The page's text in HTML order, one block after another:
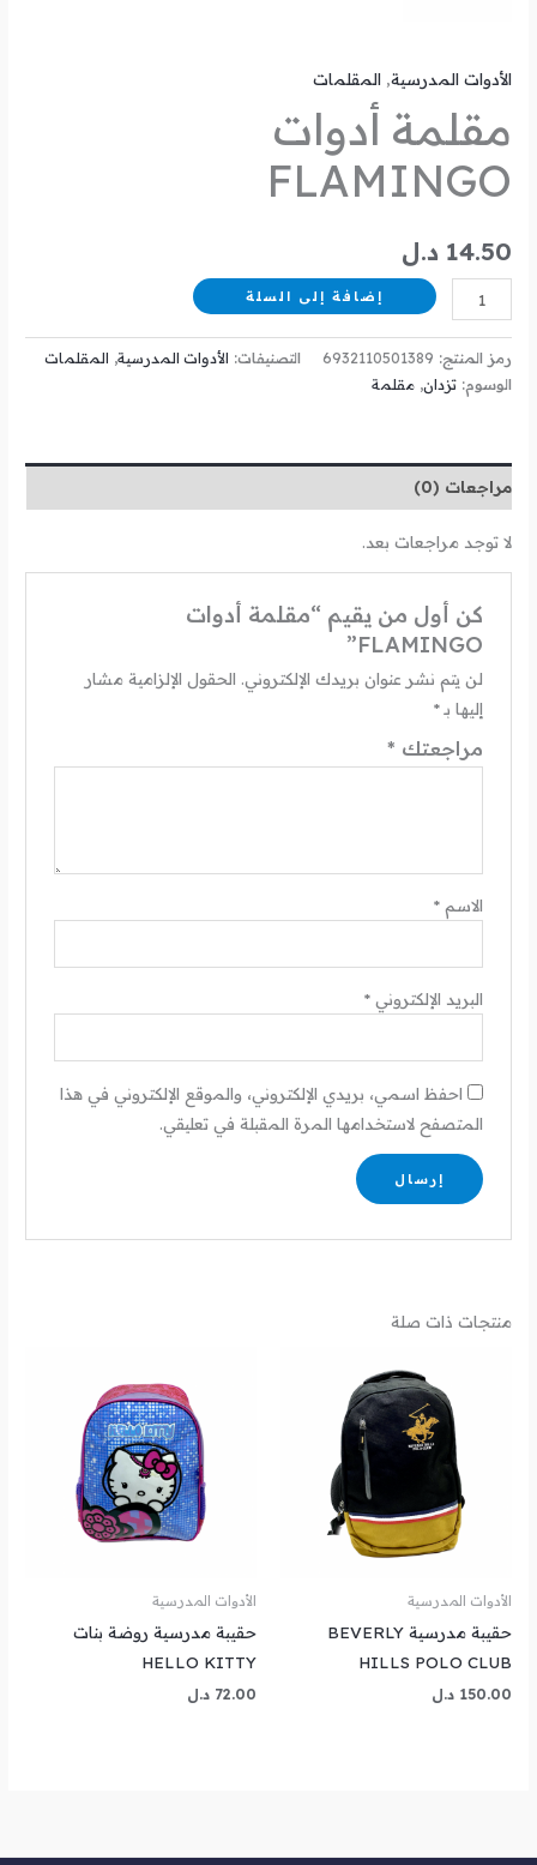
الأدوات المدرسية,المقلمات
مقلمة أدوات
FLAMINGO
14.50 د.ل
إضافة إلى السلة
رمز المنتج: 6932110501389 التصنيفات: الأدوات المدرسية, المقلمات
الوسوم:تزدان,مقلمة
مراجعات (0)
لا توجد مراجعات بعد.
كن أول من يقيم “مقلمة أدوات
FLAMINGO”
لن يتم نشر عنوان بريدك الإلكتروني. الحقول الإلزامية مشار
إليها بـ*
مراجعتك *
الاسم *
البريد الإلكتروني *
احفظ اسمي، بريدي الإلكتروني، والموقع الإلكتروني في هذا
المتصفح لاستخدامها المرة المقبلة في تعليقي.
منتجات ذات صلة
الأدوات المدرسية
حقيبة مدرسية BEVERLY
HILLS POLO CLUB
150.00 د.ل
الأدوات المدرسية
حقيبة مدرسية روضة بنات
HELLO KITTY
72.00 د.ل